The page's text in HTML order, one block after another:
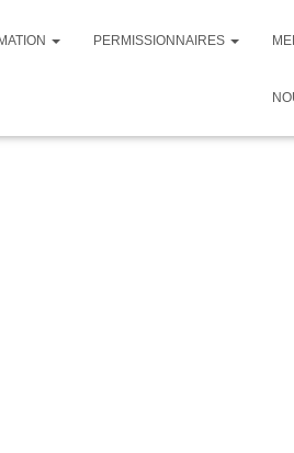
PERMISSIONNAIRES